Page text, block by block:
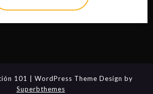
101
| WordPress Theme Design by
Superbthemes